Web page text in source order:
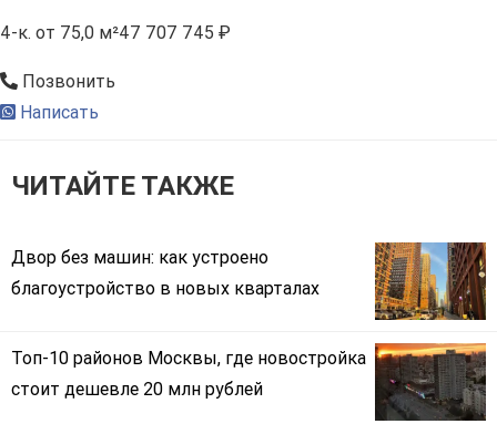
4-к. от 75,0 м²47 707 745 ₽
Позвонить
Написать
ЧИТАЙТЕ ТАКЖЕ
Двор без машин: как устроено
благоустройство в новых кварталах
Топ-10 районов Москвы, где новостройка
стоит дешевле 20 млн рублей